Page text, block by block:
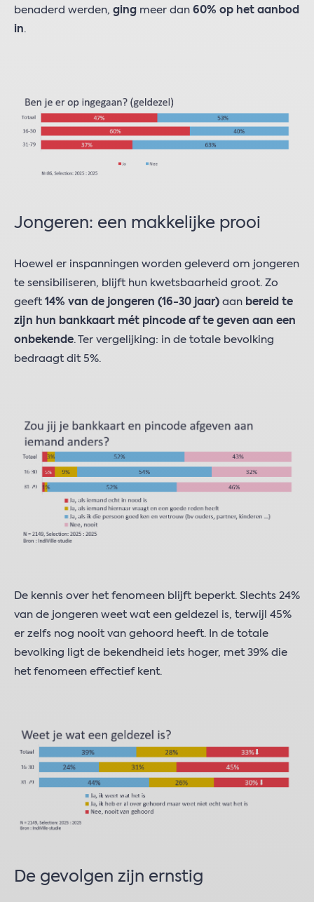
benaderd werden, ging meer dan 60% op het aanbod
in.
Jongeren: een makkelijke prooi
Hoewel er inspanningen worden geleverd om jongeren
te sensibiliseren, blijft hun kwetsbaarheid groot. Zo
geeft 14% van de jongeren (16-30 jaar) aan bereid te
zijn hun bankkaart mét pincode af te geven aan een
onbekende. Ter vergelijking: in de totale bevolking
bedraagt dit 5%.
De kennis over het fenomeen blijft beperkt. Slechts 24%
van de jongeren weet wat een geldezel is, terwijl 45%
er zelfs nog nooit van gehoord heeft. In de totale
bevolking ligt de bekendheid iets hoger, met 39% die
het fenomeen effectief kent.
De gevolgen zijn ernstig